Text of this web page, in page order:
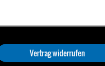
Vertrag widerrufen